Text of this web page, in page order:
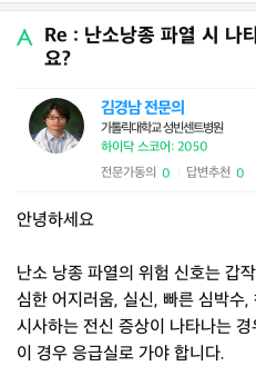
Re : 난소낭종 파열 시 나
요?
김경남 전문의
가톨릭대학교 성빈센트병원
하이닥 스코어: 2050
전문가동의 0 답변추천 0
안녕하세요
난소 낭종 파열의 위험 신호는 갑
심한 어지러움, 실신, 빠른 심박수
시사하는 전신 증상이 나타나는 경
이 경우 응급실로 가야 합니다.